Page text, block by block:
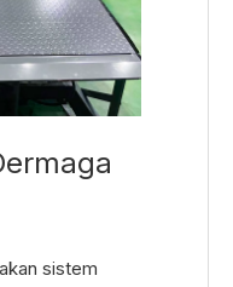
sistem